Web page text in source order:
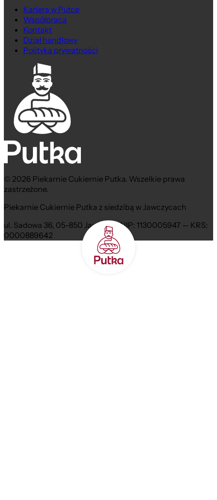
Kariera w Putce
Współpraca
Kontakt
Dział handlowy
Polityka prywatności
© 2026 Piekarnie Cukiernie Putka. Wszelkie prawa
zastrzeżone.
Piekarnie Cukiernie Putka z siedzibą w Jawczycach
ul. Sadowa 36, 05-850 Jawczyce NIP: 1130005947 — KRS:
0000889642